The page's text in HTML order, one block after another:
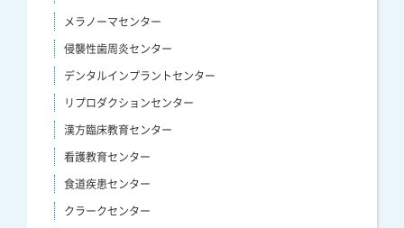
メラノーマセンター
侵襲性歯周炎センター
デンタルインプラントセンター
リプロダクションセンター
漢方臨床教育センター
看護教育センター
食道疾患センター
クラークセンター